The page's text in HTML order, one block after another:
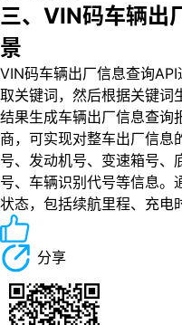
三、VIN码车辆出
景
VIN码车辆出厂信息查询
取关键词，然后根据关键词
结果生成车辆出厂信息查询
商，可实现对整车出厂信息
号、发动机号、变速箱号、
号、车辆识别代号等信息
状态，包括续航里程、充电
分享